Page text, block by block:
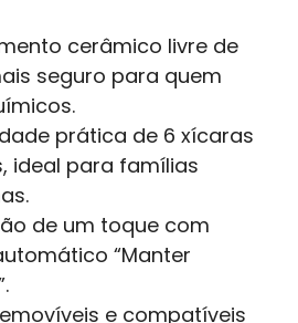
cerâmico livre de
seguro para quem
prática de 6 xícaras
ideal para famílias
de um toque com
“Manter
e compatíveis